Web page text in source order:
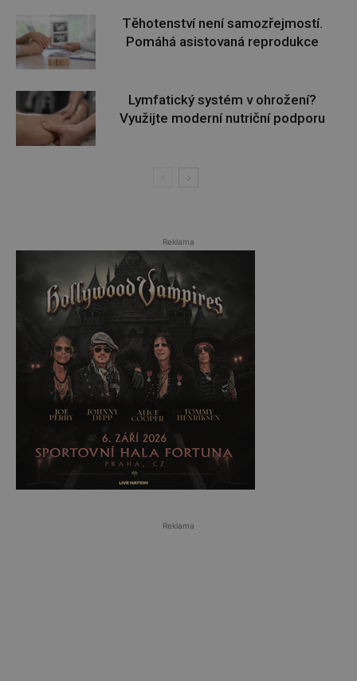
Těhotenství není samozřejmostí.
Pomáhá asistovaná reprodukce
Lymfatický systém v ohrožení?
Využijte moderní nutriční podporu
Reklama
Reklama